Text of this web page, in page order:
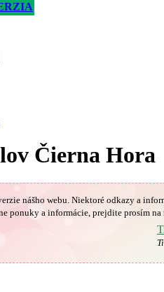
Čierna Hora
nášho webu. Niektoré odkazy a
ponuky a informácie, prejdite prosím na